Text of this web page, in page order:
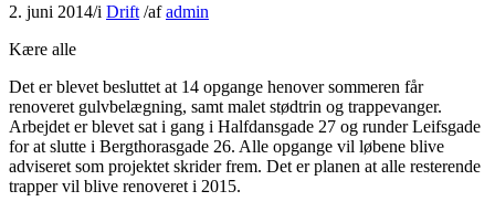
2. juni 2014/i Drift /afadmin
Kære alle
Det er blevet besluttet at 14 opgange henover sommeren får
renoveret gulvbelægning, samt malet stødtrin og trappevanger.
Arbejdet er blevet sat i gang i Halfdansgade 27 og runder Leifsgade
for at slutte i Bergthorasgade 26. Alle opgange vil løbene blive
adviseret som projektet skrider frem. Det er planen at alle resterende
trapper vil blive renoveret i 2015.